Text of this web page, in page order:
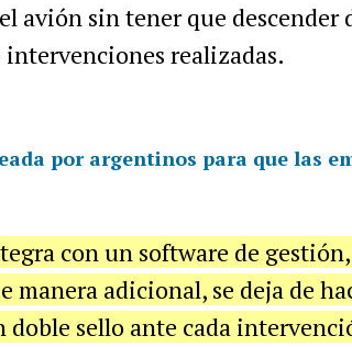
avión sin tener que descender
realizadas.
por argentinos para que las
con un software de
manera adicional, se deja de
sello ante cada